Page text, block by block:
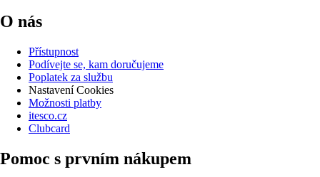
O nás
Přístupnost
Podívejte se, kam doručujeme
Poplatek za službu
Nastavení Cookies
Možnosti platby
itesco.cz
Clubcard
Pomoc s prvním nákupem